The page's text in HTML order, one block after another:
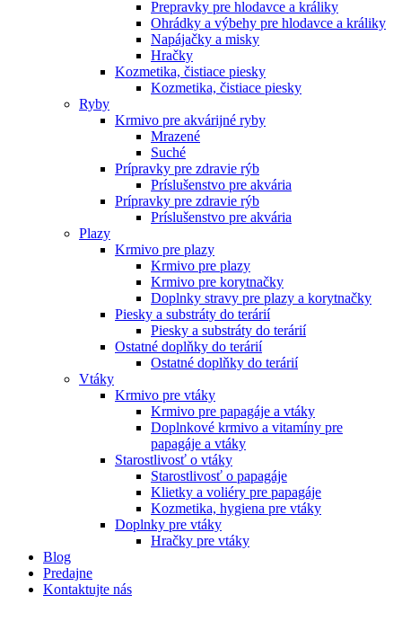
Prepravky pre hlodavce a králiky
Ohrádky a výbehy pre hlodavce a králiky
Napájačky a misky
Hračky
Kozmetika, čistiace piesky
Kozmetika, čistiace piesky
Ryby
Krmivo pre akvárijné ryby
Mrazené
Suché
Prípravky pre zdravie rýb
Príslušenstvo pre akvária
Prípravky pre zdravie rýb
Príslušenstvo pre akvária
Plazy
Krmivo pre plazy
Krmivo pre plazy
Krmivo pre korytnačky
Doplnky stravy pre plazy a korytnačky
Piesky a substráty do terárií
Piesky a substráty do terárií
Ostatné doplňky do terárií
Ostatné doplňky do terárií
Vtáky
Krmivo pre vtáky
Krmivo pre papagáje a vtáky
Doplnkové krmivo a vitamíny pre
papagáje a vtáky
Starostlivosť o vtáky
Starostlivosť o papagáje
Klietky a voliéry pre papagáje
Kozmetika, hygiena pre vtáky
Doplnky pre vtáky
Hračky pre vtáky
Blog
Predajne
Kontaktujte nás